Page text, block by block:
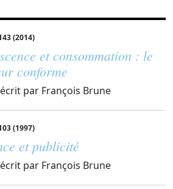
(2014)
et consommation : le
conforme
par François Brune
(1997)
et publicité
par François Brune